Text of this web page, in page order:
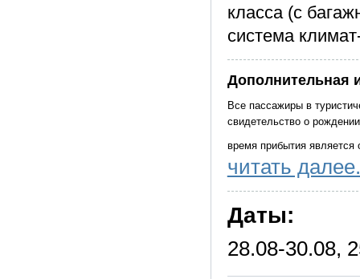
класса (с
система
Дополнительная
Все пассажиры в
свидетельство о
время прибытия является
по умолчанию место
время и порядок
сохранении их объема и
при количестве туристов
читать
Даты:
28.08-30.08,